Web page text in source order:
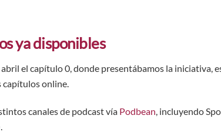
ya disponibles
el capítulo 0, donde presentábamos la iniciativa,
capítulos online.
canales de podcast vía Podbean, incluyendo